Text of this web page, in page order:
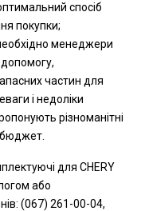
спосіб
покупки;
менеджери
частин для
і недоліки
різноманітні
для CHERY
або
(067) 261-00-04,